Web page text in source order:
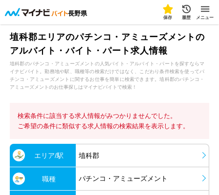
長野県
保存 履歴 メニュー
埴科郡エリアのパチンコ・アミューズメントの
アルバイト・バイト・パート求人情報
埴科郡のパチンコ・アミューズメントの人気バイト・アルバイト・パートを探すならマ
イナビバイト。勤務地や駅、職種等の検索だけではなく、こだわり条件検索を使ってパ
チンコ・アミューズメントに関するお仕事を簡単に検索できます。埴科郡のパチンコ・
アミューズメントのお仕事探しはマイナビバイトで検索！
検索条件に該当する求人情報がみつかりませんでした。
ご希望の条件に類似する求人情報の検索結果を表示します。
エリア/駅 埴科郡
職種 パチンコ・アミューズメント